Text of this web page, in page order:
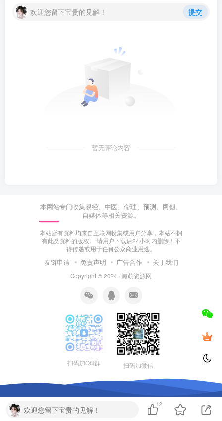
欢迎您留下宝贵的见解！ 提交
暂无评论内容
本网站专门收集易经、中医、命理、预测、网创、
自媒体等相关资源。
本站所有资料均来自互联网收集或用户分享，本站不拥
有此类资料的版权。 请用户下载后24小时内删除！不
得传递或用于任何公众商业用途。
友链申请 免责声明 广告合作 关于我们
Copyright © 2024 · 瀚萌资源网
扫码加QQ群 扫码加微信
欢迎您留下宝贵的见解！
12